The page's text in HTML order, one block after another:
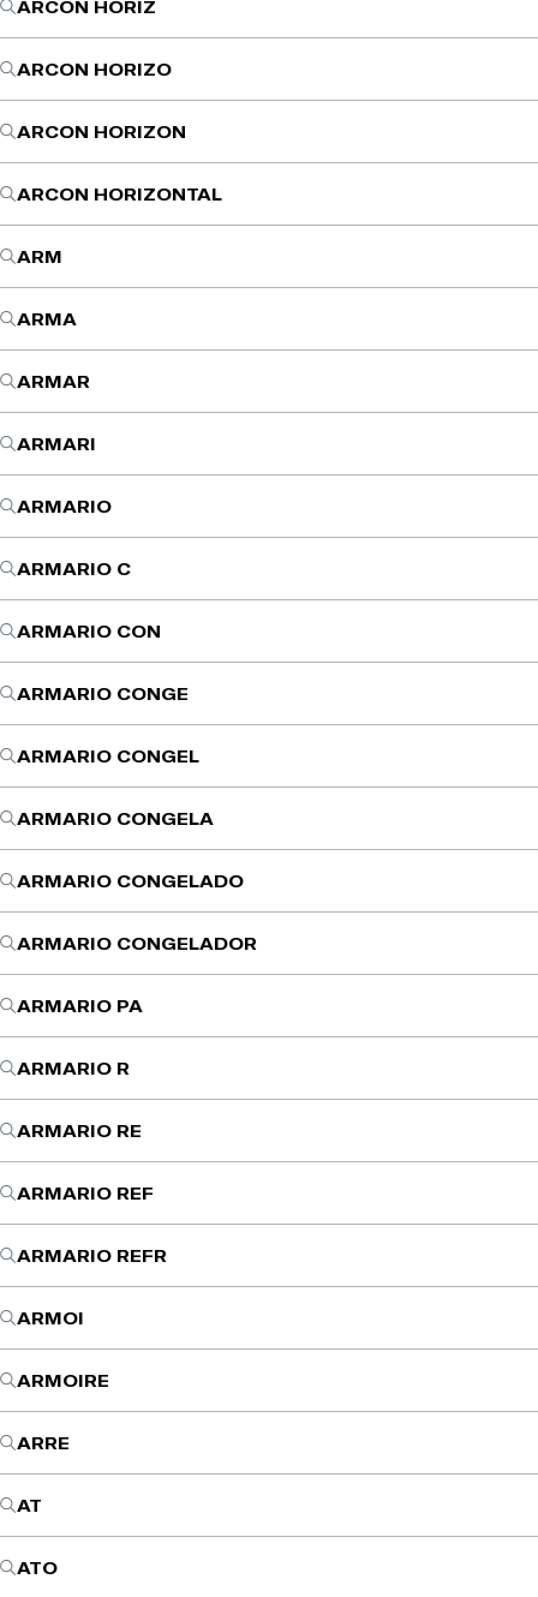
ARCON HORIZ
ARCON HORIZO
ARCON HORIZON
ARCON HORIZONTAL
ARM
ARMA
ARMAR
ARMARI
ARMARIO
ARMARIO C
ARMARIO CON
ARMARIO CONGE
ARMARIO CONGEL
ARMARIO CONGELA
ARMARIO CONGELADO
ARMARIO CONGELADOR
ARMARIO PA
ARMARIO R
ARMARIO RE
ARMARIO REF
ARMARIO REFR
ARMOI
ARMOIRE
ARRE
AT
ATO